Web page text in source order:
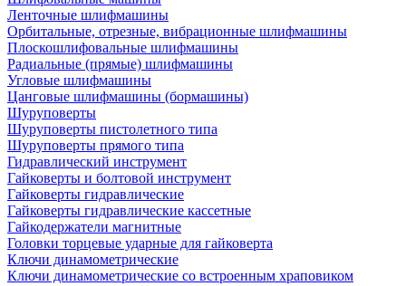
Ленточные шлифмашины
Орбитальные, отрезные, вибрационные шлифмашины
Плоскошлифовальные шлифмашины
Радиальные (прямые) шлифмашины
Угловые шлифмашины
Цанговые шлифмашины (бормашины)
Шуруповерты
Шуруповерты пистолетного типа
Шуруповерты прямого типа
Гидравлический инструмент
Гайковерты и болтовой инструмент
Гайковерты гидравлические
Гайковерты гидравлические кассетные
Гайкодержатели магнитные
Головки торцевые ударные для гайковерта
Ключи динамометрические
Ключи динамометрические со встроенным храповиком